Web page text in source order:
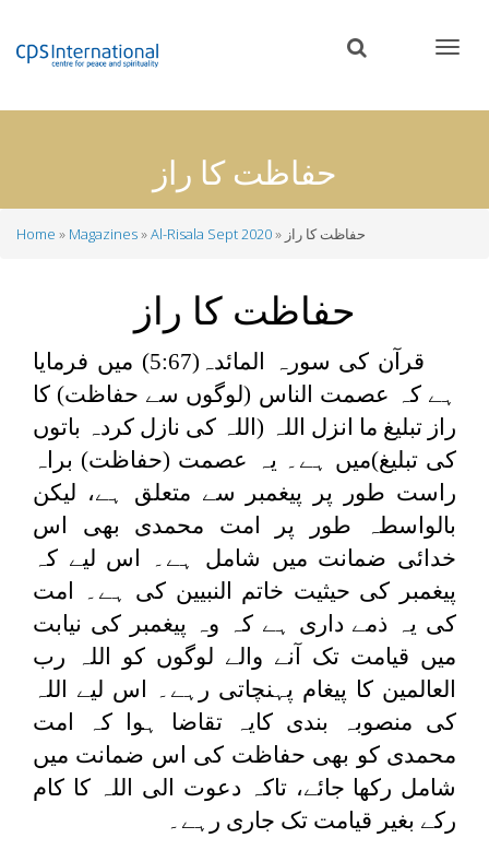
content
حفاظت کا راز
Home Magazines Al-Risala Sept 2020 حفاظت کا راز
حفاظت کا راز
قرآن کی سورہ المائدہ(5:67) میں فرمایا
ہے کہ عصمت الناس (لوگوں سے حفاظت) کا
راز تبلیغ ما انزل اللہ (اللہ کی نازل کردہ باتوں
کی تبلیغ)میں ہے۔ یہ عصمت (حفاظت) براہ
راست طور پر پیغمبر سے متعلق ہے، لیکن
بالواسطہ طور پر امت محمدی بھی اس
خدائی ضمانت میں شامل ہے۔ اس لیے کہ
پیغمبر کی حیثیت خاتم النبیین کی ہے۔ امت
کی یہ ذمے داری ہے کہ وہ پیغمبر کی نیابت
میں قیامت تک آنے والے لوگوں کو اللہ رب
العالمین کا پیغام پہنچاتی رہے۔ اس لیے اللہ
کی منصوبہ بندی کایہ تقاضا ہوا کہ امت
محمدی کو بھی حفاظت کی اس ضمانت میں
شامل رکھا جائے، تاکہ دعوت الی اللہ کا کام
رکے بغیر قیامت تک جاری رہے۔